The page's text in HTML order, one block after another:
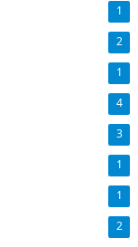
1
2
1
4
3
1
1
2